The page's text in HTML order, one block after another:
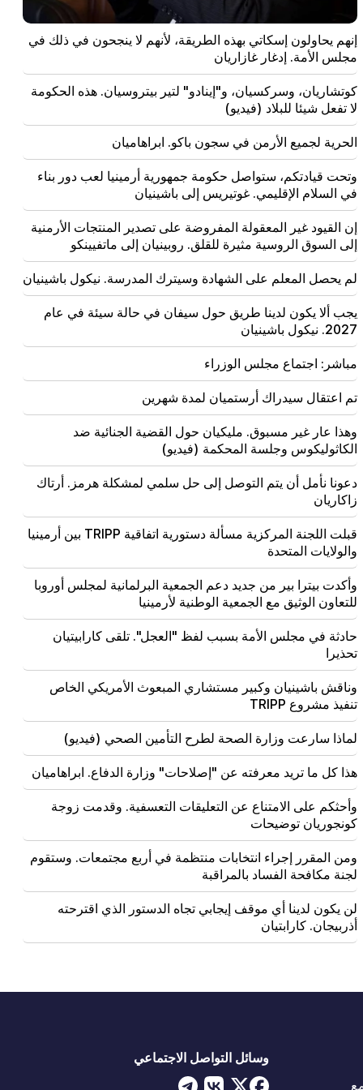
17:17
ويأمل زيلينسكي أن تقوم أوكرانيا بتطوير نظام الصواريخ
الباليستية الخاص بها بحلول عام 2027
17:12
كوباخيدزه. أبواب جورجيا مفتوحة لجميع السياح، بما في ذلك
السياح من روسيا
لقد اختار ترامب بالفعل فانس خلفًا له
09:50
لم يحصل المعلم على الشهادة وسيترك المدرسة. نيكول
باشينيان
09:28
يجب ألا يكون لدينا طريق حول سيفان في حالة سيئة في
عام 2027. نيكول باشينيان
هذا هو الاجتماع الأول للحكومة المشكلة حديثا، وعلينا إجراء
بعض المراجعات. نيكول باشينيان
مباشر: اجتماع مجلس الوزراء
08:37
يشعر السكان القدامى في خيبر بخوا بخيبة أمل كبيرة تجاه
السكان الجدد. "النشر"
08:22
عائلة ألين سيمونيان تغادر المنزل الصيفي الحكومي.
"الناس"
08:06
يقترح CP إنشاء لجنة أخلاقيات مؤقتة لزمالة المدمنين
المجهولين. الالتزامات الأوروبية. "الناس"
إنهم يحاولون إسكاتي بهذه الطريقة، لأنهم لا ينجحون في ذلك في
مجلس الأمة. إدغار غازاريان
كوتشاريان، وسركسيان، و"إينادو" لتير بيتروسيان. هذه الحكومة
لا تفعل شيئا للبلاد (فيديو)
الحرية لجميع الأرمن في سجون باكو. ابراهاميان
وتحت قيادتكم، ستواصل حكومة جمهورية أرمينيا لعب دور بناء
في السلام الإقليمي. غوتيريس إلى باشينيان
إن القيود غير المعقولة المفروضة على تصدير المنتجات الأرمنية
إلى السوق الروسية مثيرة للقلق. روبينيان إلى ماتفيينكو
لم يحصل المعلم على الشهادة وسيترك المدرسة. نيكول باشينيان
يجب ألا يكون لدينا طريق حول سيفان في حالة سيئة في عام
2027. نيكول باشينيان
مباشر: اجتماع مجلس الوزراء
تم اعتقال سيدراك أرستميان لمدة شهرين
وهذا عار غير مسبوق. مليكيان حول القضية الجنائية ضد
الكاثوليكوس وجلسة المحكمة (فيديو)
دعونا نأمل أن يتم التوصل إلى حل سلمي لمشكلة هرمز. أرتاك
زاكاريان
قبلت اللجنة المركزية مسألة دستورية اتفاقية TRIPP بين أرمينيا
والولايات المتحدة
وأكدت بيترا بير من جديد دعم الجمعية البرلمانية لمجلس أوروبا
للتعاون الوثيق مع الجمعية الوطنية لأرمينيا
حادثة في مجلس الأمة بسبب لفظ "العجل". تلقى كارابيتيان
تحذيرا
وناقش باشينيان وكبير مستشاري المبعوث الأمريكي الخاص
تنفيذ مشروع TRIPP
لماذا سارعت وزارة الصحة لطرح التأمين الصحي (فيديو)
هذا كل ما تريد معرفته عن "إصلاحات" وزارة الدفاع. ابراهاميان
وأحثكم على الامتناع عن التعليقات التعسفية. وقدمت زوجة
كونجوريان توضيحات
ومن المقرر إجراء انتخابات منتظمة في أربع مجتمعات. وستقوم
لجنة مكافحة الفساد بالمراقبة
لن يكون لدينا أي موقف إيجابي تجاه الدستور الذي اقترحته
أذربيجان. كارابتيان
وسائل التواصل الاجتماعي